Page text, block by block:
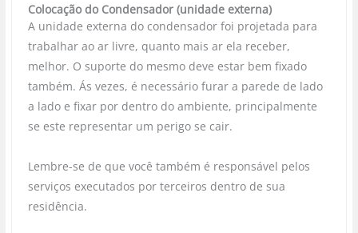
Colocação do Condensador (unidade externa)
A unidade externa do condensador foi projetada para
trabalhar ao ar livre, quanto mais ar ela receber,
melhor. O suporte do mesmo deve estar bem fixado
também. Ás vezes, é necessário furar a parede de lado
a lado e fixar por dentro do ambiente, principalmente
se este representar um perigo se cair.
Lembre-se de que você também é responsável pelos
serviços executados por terceiros dentro de sua
residência.